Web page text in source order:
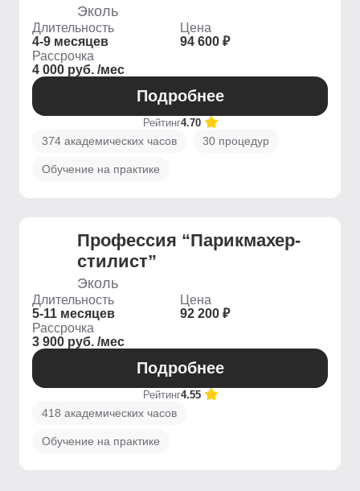
Эколь
Длительность
4-9 месяцев
Цена
94 600 ₽
Рассрочка
4 000 руб. /мес
Подробнее
Рейтинг4.70
374 академических часов 30 процедур
Обучение на практике
Профессия “Парикмахер-
стилист”
Эколь
Длительность
5-11 месяцев
Цена
92 200 ₽
Рассрочка
3 900 руб. /мес
Подробнее
Рейтинг4.55
418 академических часов
Обучение на практике